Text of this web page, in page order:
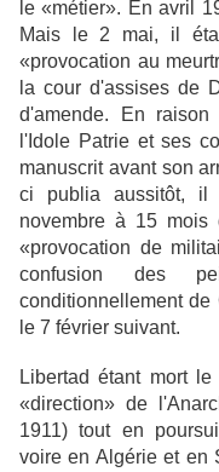
le «métier». En avril
Mais le 2 mai, il
«provocation au
la cour d'assises de
d'amende. En
l'Idole Patrie et ses
manuscrit avant son
ci publia aussitôt, il
novembre à 15
«provocation de
confusion des
conditionnellement
le 7 février suivant.
Libertad étant mort
«direction» de
1911) tout en
voire en Algérie et en